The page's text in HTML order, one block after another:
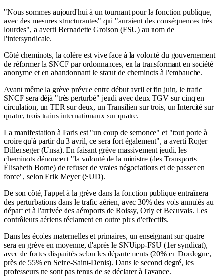
"Nous sommes aujourd'hui à un tournant pour la fonction publique,
avec des mesures structurantes" qui "auraient des conséquences très
lourdes", a averti Bernadette Groison (FSU) au nom de
l'intersyndicale.
Côté cheminots, la colère est vive face à la volonté du gouvernement
de réformer la SNCF par ordonnances, en la transformant en société
anonyme et en abandonnant le statut de cheminots à l'embauche.
Avant même la grève prévue entre début avril et fin juin, le trafic
SNCF sera déjà "très perturbé" jeudi avec deux TGV sur cinq en
circulation, un TER sur deux, un Transilien sur trois, un Intercité sur
quatre, trois trains internationaux sur quatre.
La manifestation à Paris est "un coup de semonce" et "tout porte à
croire qu'à partir du 3 avril, ce sera fort également", a averti Roger
Dillenseger (Unsa). En faisant grève massivement jeudi, les
cheminots dénoncent "la volonté de la ministre (des Transports
Élisabeth Borne) de refuser de vraies négociations et de passer en
force", selon Erik Meyer (SUD).
De son côté, l'appel à la grève dans la fonction publique entraînera
des perturbations dans le trafic aérien, avec 30% des vols annulés au
départ et à l'arrivée des aéroports de Roissy, Orly et Beauvais. Les
contrôleurs aériens réclament en outre plus d'effectifs.
Dans les écoles maternelles et primaires, un enseignant sur quatre
sera en grève en moyenne, d'après le SNUipp-FSU (1er syndicat),
avec de fortes disparités selon les départements (20% en Dordogne,
près de 55% en Seine-Saint-Denis). Dans le second degré, les
professeurs ne sont pas tenus de se déclarer à l'avance.